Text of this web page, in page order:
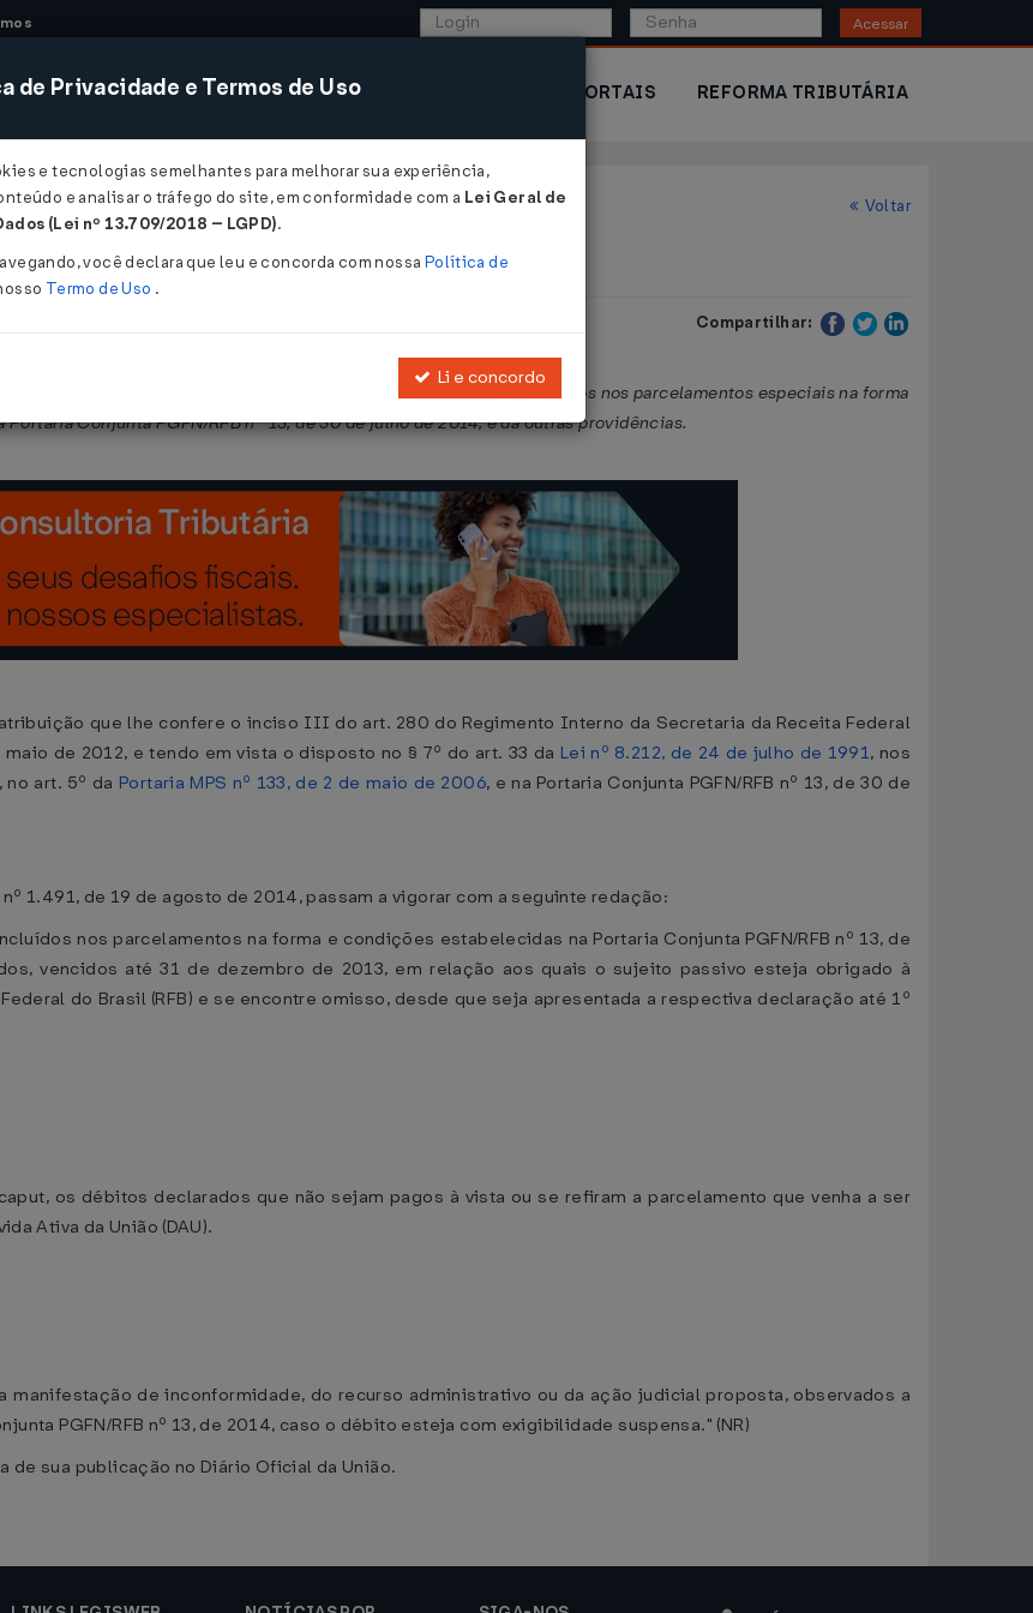
Acessar
CONSULTORIA SISTEMAS COMÉRCIO EXTERIOR PORTAIS REFORMA TRIBUTÁRIA
Voltar
DE 20/11/2014
Compartilhar:
de 2014, que dispõe sobre os débitos a serem pagos à vista ou incluídos nos parcelamentos especiais na forma
Conjunta PGFN/RFB nº 13, de 30 de julho de 2014, e dá outras providências.
que lhe confere o inciso III do art. 280 do Regimento Interno da Secretaria da Receita Federal
de 2012, e tendo em vista o disposto no § 7º do art. 33 da Lei nº 8.212, de 24 de julho de 1991, nos
, no art. 5º da Portaria MPS nº 133, de 2 de maio de 2006, e na Portaria Conjunta PGFN/RFB nº 13, de 30 de
1.491, de 19 de agosto de 2014, passam a vigorar com a seguinte redação:
nos parcelamentos na forma e condições estabelecidas na Portaria Conjunta PGFN/RFB nº 13, de
vencidos até 31 de dezembro de 2013, em relação aos quais o sujeito passivo esteja obrigado à
do Brasil (RFB) e se encontre omisso, desde que seja apresentada a respectiva declaração até 1º
os débitos declarados que não sejam pagos à vista ou se refiram a parcelamento que venha a ser
Ativa da União (DAU).
de inconformidade, do recurso administrativo ou da ação judicial proposta, observados a
PGFN/RFB nº 13, de 2014, caso o débito esteja com exigibilidade suspensa." (NR)
de sua publicação no Diário Oficial da União.
de Privacidade e Termos de Uso
e tecnologias semelhantes para melhorar sua experiência,
e analisar o tráfego do site, em conformidade com a Lei Geral de
(Lei nº 13.709/2018 – LGPD).
você declara que leu e concorda com nossa Política de
Termo de Uso .
Li e concordo